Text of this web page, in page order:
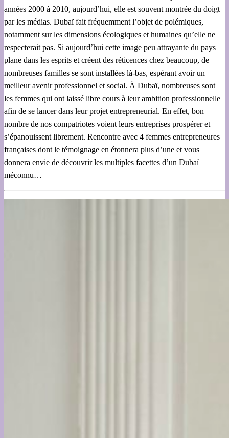
années 2000 à 2010, aujourd’hui, elle est souvent montrée du doigt
par les médias. Dubaï fait fréquemment l’objet de polémiques,
notamment sur les dimensions écologiques et humaines qu’elle ne
respecterait pas. Si aujourd’hui cette image peu attrayante du pays
plane dans les esprits et créent des réticences chez beaucoup, de
nombreuses familles se sont installées là-bas, espérant avoir un
meilleur avenir professionnel et social. À Dubaï, nombreuses sont
les femmes qui ont laissé libre cours à leur ambition professionnelle
afin de se lancer dans leur projet entrepreneurial. En effet, bon
nombre de nos compatriotes voient leurs entreprises prospérer et
s’épanouissent librement. Rencontre avec 4 femmes entrepreneures
françaises dont le témoignage en étonnera plus d’une et vous
donnera envie de découvrir les multiples facettes d’un Dubaï
méconnu…